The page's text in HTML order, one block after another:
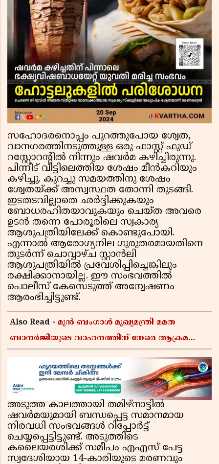
സഹോദരനൊപ്പം പുറത്തുപോയ ശ്വേത,
വാനഗരത്തിനടുത്തുള്ള ഒരു ഫാസ്റ്റ് ഫുഡ്
റസ്റ്റോറന്റിൽ നിന്നും ഷവർമ കഴിച്ചിരുന്നു.
പിന്നീട് വീട്ടിലെത്തിയ ശേഷം മീൻകറിയും
കഴിച്ചു. കുറച്ചു സമയത്തിനു ശേഷം
ശ്വേതയ്ക്ക് അസ്വസ്ഥത തോന്നി തുടങ്ങി.
ഇടതടവില്ലാതെ ഛർദ്ദിക്കുകയും
ബോധരഹിതയാവുകയും ചെയ്ത അവരെ
ഉടൻ തന്നെ പോരൂരിലെ സ്വകാര്യ
ആശുപത്രിയിലേക്ക് കൊണ്ടുപോയി.
എന്നാൽ ആരോഗ്യനില ഗുരുതരമായതിനെ
തുടർന്ന് ചൊവ്വാഴ്ച സ്റ്റാൻലി
ആശുപത്രിയിൽ പ്രവേശിപ്പിച്ചെങ്കിലും
രക്ഷിക്കാനായില്ല. ഈ സംഭവത്തിൽ
പൊലീസ് കേസെടുത്ത് അന്വേഷണം
ആരംഭിച്ചിട്ടുണ്ട്.
Also Read - മുൻ ബംഗാൾ മുഖ്യമന്ത്രി മമത
ബാനർജിയുടെ വാഹനത്തിന് നേരെ ആക്രമണം;
അടുത്ത കാലത്തായി തമിഴ്നാട്ടിൽ
ഷവർമയുമായി ബന്ധപ്പെട്ട സമാനമായ
നിരവധി സംഭവങ്ങൾ റിപ്പോർട്ട്
ചെയ്യപ്പെട്ടിട്ടുണ്ട്. അടുത്തിടെ
കലൈയരശിക്ക് സമീപം എഎസ് പേട്ട
സ്വദേശിയായ 14-കാരിയുടെ മരണവും